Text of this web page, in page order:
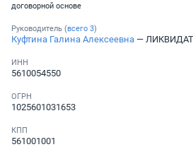
договорной основе
Руководитель (всего 3)
Куфтина Галина Алексеевна —
ИНН
5610054550
ОГРН
1025601031653
КПП
561001001